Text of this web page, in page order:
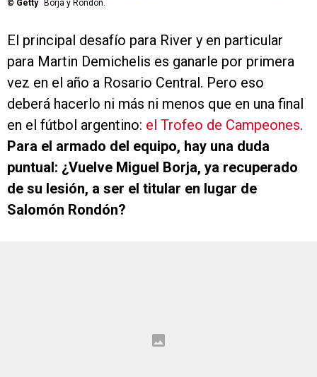
© Getty Borja y Rondón.
El principal desafío para River y en particular
para Martin Demichelis es ganarle por primera
vez en el año a Rosario Central. Pero eso
deberá hacerlo ni más ni menos que en una final
en el fútbol argentino: el Trofeo de Campeones.
Para el armado del equipo, hay una duda
puntual: ¿Vuelve Miguel Borja, ya recuperado
de su lesión, a ser el titular en lugar de
Salomón Rondón?